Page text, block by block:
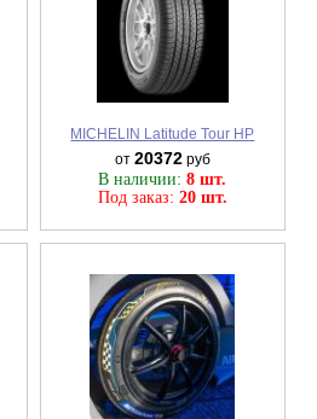
MICHELIN Latitude Tour HP
от 20372руб
В наличии:8 шт.
Под заказ: 20 шт.